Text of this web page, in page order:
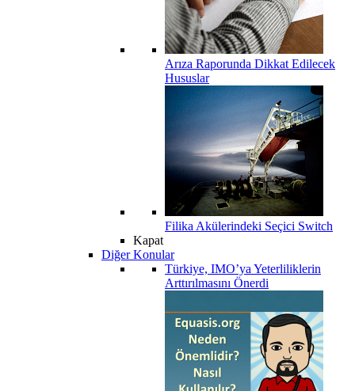
Arıza Raporunda Dikkat Edilecek
Hususlar
Filika Akülerindeki Seçici Switch
Kapat
Diğer Konular
Türkiye, IMO’ya Yeterliliklerin
Arttırılmasını Önerdi